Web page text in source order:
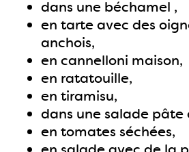
dans une béchamel ,
en tarte avec des
anchois,
en cannelloni maison,
en ratatouille,
en tiramisu,
dans une salade pâte
en tomates séchées,